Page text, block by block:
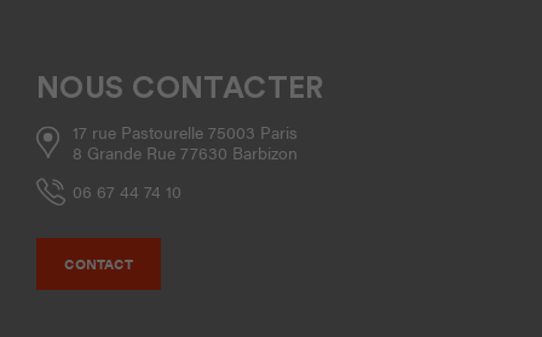
NOUS CONTACTER
17 rue Pastourelle 75003 Paris
8 Grande Rue 77630 Barbizon
06 67 44 74 10
CONTACT